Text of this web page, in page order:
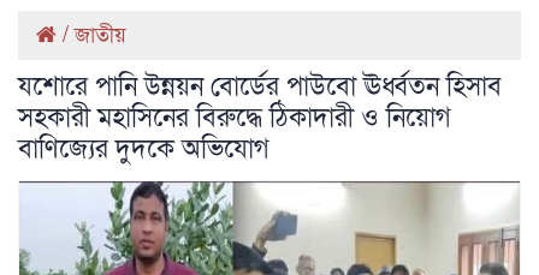
/জাতীয়
যশোরে পানি উন্নয়ন বোর্ডের পাউবো ঊর্ধ্বতন হিসাব
সহকারী মহাসিনের বিরুদ্ধে ঠিকাদারী ও নিয়োগ
বাণিজ্যের দুদকে অভিযোগ